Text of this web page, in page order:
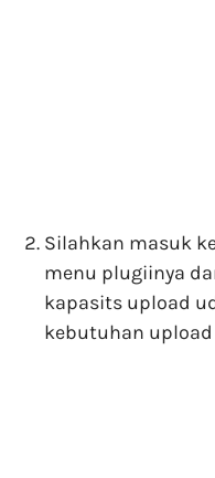
Silahkan masuk
menu plugiinya
kapasits upload
kebutuhan